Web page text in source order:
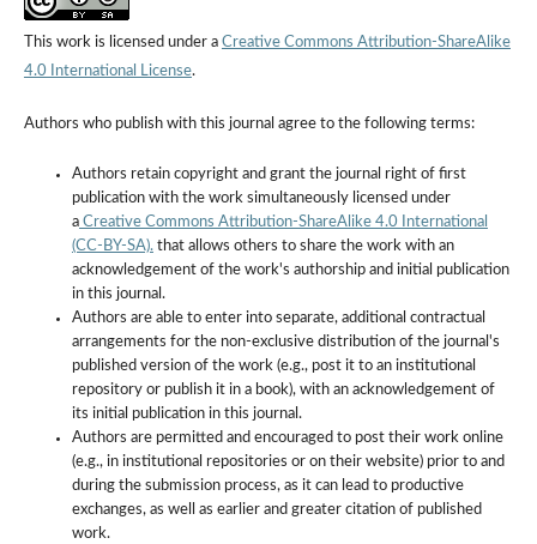
This work is licensed under a Creative Commons Attribution-ShareAlike
4.0 International License.
Authors who publish with this journal agree to the following terms:
Authors retain copyright and grant the journal right of first
publication with the work simultaneously licensed under
aCreative Commons Attribution-ShareAlike 4.0 International
(CC-BY-SA).that allows others to share the work with an
acknowledgement of the work's authorship and initial publication
in this journal.
Authors are able to enter into separate, additional contractual
arrangements for the non-exclusive distribution of the journal's
published version of the work (e.g., post it to an institutional
repository or publish it in a book), with an acknowledgement of
its initial publication in this journal.
Authors are permitted and encouraged to post their work online
(e.g., in institutional repositories or on their website) prior to and
during the submission process, as it can lead to productive
exchanges, as well as earlier and greater citation of published
work.